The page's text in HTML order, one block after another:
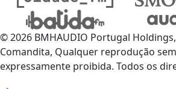
© 2026 BMHAUDIO Portugal
Comandita, Qualquer reprodução
expressamente proibida. Todos os